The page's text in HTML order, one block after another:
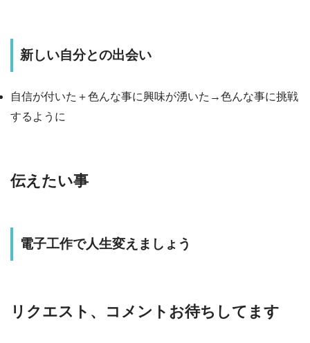
新しい自分との出会い
自信が付いた＋色んな事に興味が湧いた→色んな事に挑戦
するように
伝えたい事
電子工作で人生変えましょう
リクエスト、コメントお待ちしてます